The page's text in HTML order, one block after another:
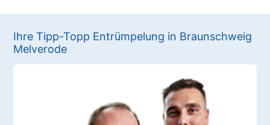
Ihre Tipp-Topp Entrümpelung in Braunschweig
Melverode